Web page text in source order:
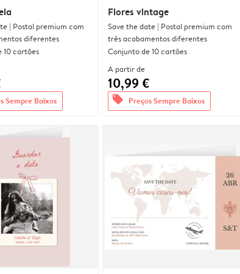
| Postal premium com
diferentes
10 cartões
Sempre Baixos
Flores vintage
Save the date | Postal premium com
três acabamentos diferentes
Conjunto de 10 cartões
A partir de
10,99 €
offers Preços Sempre Baixos